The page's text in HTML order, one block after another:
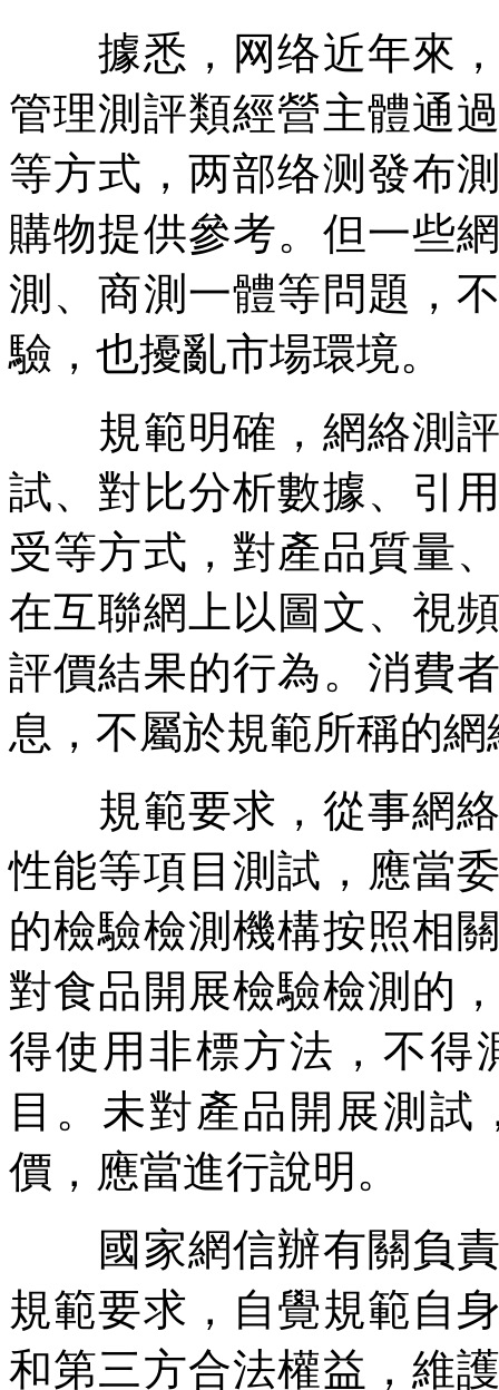
據悉，网络近年來，
管理測評類經營主體通
等方式，两部络测發布
購物提供參考。但一些
測、商測一體等問題，
驗，也擾亂市場環境。
規範明確，網絡測評
試、對比分析數據、引
受等方式，對產品質量
在互聯網上以圖文、視
評價結果的行為。消費
息，不屬於規範所稱的
規範要求，從事網絡
性能等項目測試，應當
的檢驗檢測機構按照相
對食品開展檢驗檢測的
得使用非標方法，不得
目。未對產品開展測
價，應當進行說明。
國家網信辦有關負責
規範要求，自覺規範自
和第三方合法權益，維